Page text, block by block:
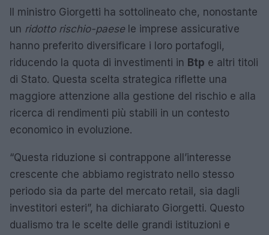
Il ministro Giorgetti ha sottolineato che, nonostante
un ridotto rischio-paesele imprese assicurative
hanno preferito diversificare i loro portafogli,
riducendo la quota di investimenti in Btp e altri titoli
di Stato. Questa scelta strategica riflette una
maggiore attenzione alla gestione del rischio e alla
ricerca di rendimenti più stabili in un contesto
economico in evoluzione.
“Questa riduzione si contrappone all’interesse
crescente che abbiamo registrato nello stesso
periodo sia da parte del mercato retail, sia dagli
investitori esteri”, ha dichiarato Giorgetti. Questo
dualismo tra le scelte delle grandi istituzioni e